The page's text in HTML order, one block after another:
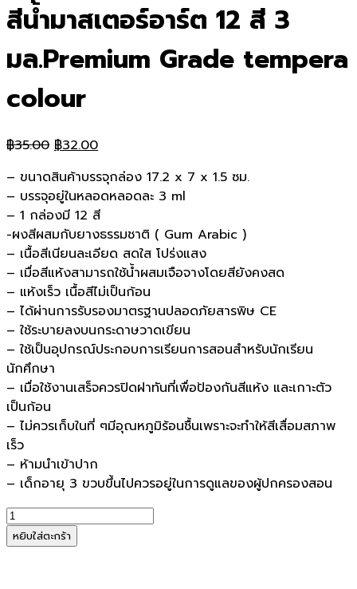
สีน้ำมาสเตอร์อาร์ต 12 สี 3
มล.Premium Grade tempera
colour
฿35.00 Original
was:
฿35.00.
฿32.00Current
is:
฿32.00.
– ขนาดสินค้าบรรจุกล่อง 17.2 x 7 x 1.5 ซม.
– บรรจุอยู่ในหลอดหลอดละ 3 ml
– 1 กล่องมี 12 สี
-ผงสีผสมกับยางธรรมชาติ ( Gum Arabic )
– เนื้อสีเนียนละเอียด สดใส โปร่งแสง
– เมื่อสีแห้งสามารถใช้น้ำผสมเจือจางโดยสียังคงสด
– แห้งเร็ว เนื้อสีไม่เป็นก้อน
– ได้ผ่านการรับรองมาตรฐานปลอดภัยสารพิษ CE
– ใช้ระบายลงบนกระดาษวาดเขียน
– ใช้เป็นอุปกรณ์ประกอบการเรียนการสอนสำหรับนักเรียน
นักศึกษา
– เมื่อใช้งานเสร็จควรปิดฝาทันที่เพื่อป้องกันสีแห้ง และเกาะตัว
เป็นก้อน
– ไม่ควรเก็บในที่ ๆมีอุณหภูมิร้อนชื้นเพราะจะทำให้สีเสื่อมสภาพ
เร็ว
– ห้ามนำเข้าปาก
– เด็กอายุ 3 ขวบขึ้นไปควรอยู่ในการดูแลของผู้ปกครองสอน
จำนวน
สี
น้ำ
หยิบใส่ตะกร้า